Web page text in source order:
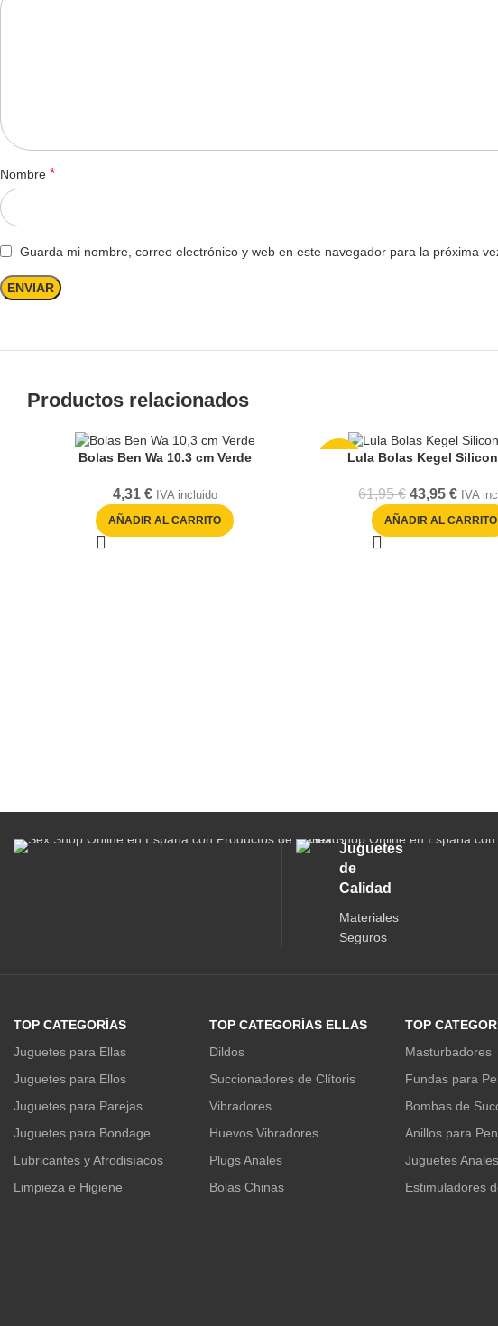
Nombre *
Guarda mi nombre, correo electrónico y web en este navegador para la próxima
Productos relacionados
Bolas Ben Wa 10.3 cm Verde
4,31 € IVA incluido
AÑADIR AL CARRITO
-29%Lula Bolas Kegel
61,95€ 43,95€ IVA
AÑADIR AL CARRITO
Juguetes
de
Calidad
Materiales
Seguros
TOP CATEGORÍAS
Juguetes para Ellas
Juguetes para Ellos
Juguetes para Parejas
Juguetes para Bondage
Lubricantes y Afrodisíacos
Limpieza e Higiene
TOP CATEGORÍAS ELLAS
Dildos
Succionadores de Clítoris
Vibradores
Huevos Vibradores
Plugs Anales
Bolas Chinas
TOP
Masturbadores
Fundas para
Bombas de
Anillos para
Juguetes
Estimuladores